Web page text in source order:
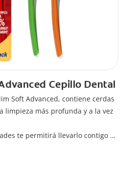
Cepillo Dental
Soft Advanced, contiene cerdas
limpieza más profunda y a la vez
te permitirá llevarlo contigo a